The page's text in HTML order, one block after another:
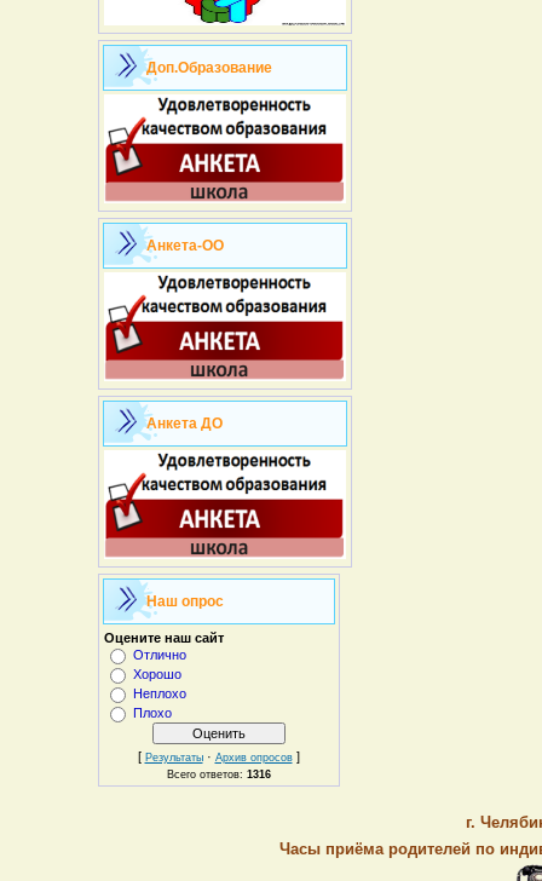
Доп.Образование
Анкета-ОО
Анкета ДО
Наш опрос
Оцените наш сайт
Отлично
Хорошо
Неплохо
Плохо
[ Результаты· Архив опросов]
Всего ответов: 1316
г.
Часы приёма родителей по